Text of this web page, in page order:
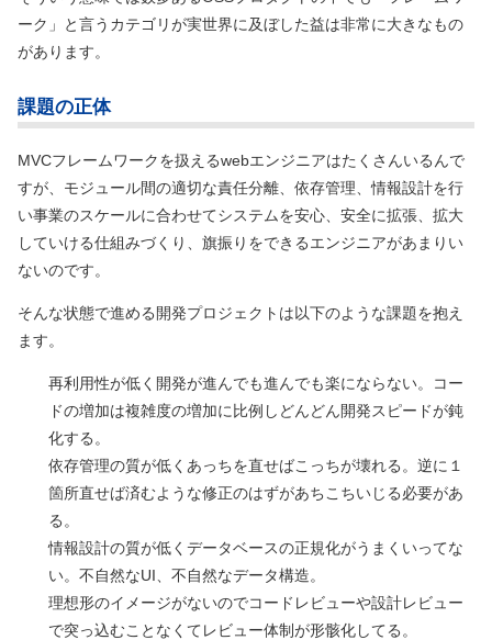
ーク」と言うカテゴリが実世界に及ぼした益は非常に大きなもの
があります。
課題の正体
MVCフレームワークを扱えるwebエンジニアはたくさんいるんで
すが、モジュール間の適切な責任分離、依存管理、情報設計を行
い事業のスケールに合わせてシステムを安心、安全に拡張、拡大
していける仕組みづくり、旗振りをできるエンジニアがあまりい
ないのです。
そんな状態で進める開発プロジェクトは以下のような課題を抱え
ます。
再利用性が低く開発が進んでも進んでも楽にならない。コー
ドの増加は複雑度の増加に比例しどんどん開発スピードが鈍
化する。
依存管理の質が低くあっちを直せばこっちが壊れる。逆に１
箇所直せば済むような修正のはずがあちこちいじる必要があ
る。
情報設計の質が低くデータベースの正規化がうまくいってな
い。不自然なUI、不自然なデータ構造。
理想形のイメージがないのでコードレビューや設計レビュー
で突っ込むことなくてレビュー体制が形骸化してる。